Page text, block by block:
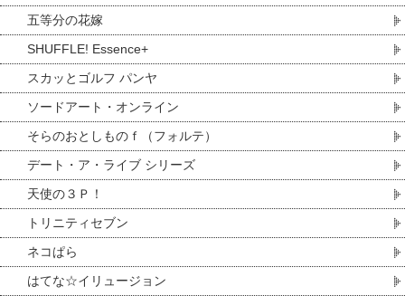
五等分の花嫁
SHUFFLE! Essence+
スカッとゴルフ パンヤ
ソードアート・オンライン
そらのおとしものｆ（フォルテ）
デート・ア・ライブ シリーズ
天使の３Ｐ！
トリニティセブン
ネコぱら
はてな☆イリュージョン